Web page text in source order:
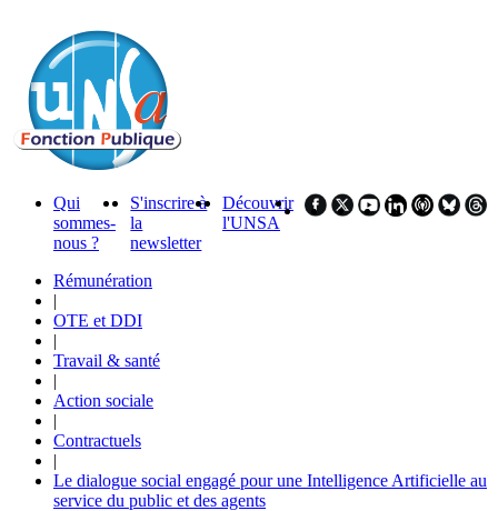
Qui
sommes-
nous ?
S'inscrire à
la
newsletter
Découvrir
l'UNSA
Rémunération
|
OTE et DDI
|
Travail & santé
|
Action sociale
|
Contractuels
|
Le dialogue social engagé pour une Intelligence Artificielle au
service du public et des agents